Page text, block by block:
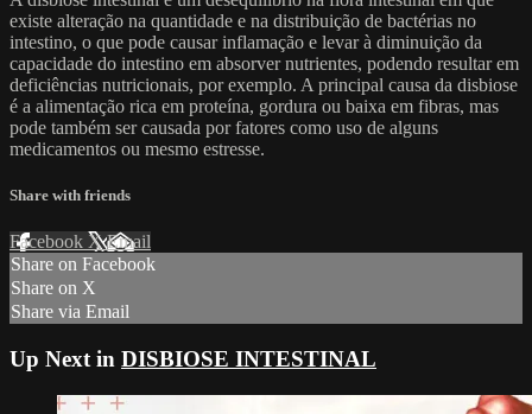
existe alteração na quantidade e na distribuição de bactérias no
intestino, o que pode causar inflamação e levar à diminuição da
capacidade do intestino em absorver nutrientes, podendo resultar em
deficiências nutricionais, por exemplo. A principal causa da disbiose
é a alimentação rica em proteína, gordura ou baixa em fibras, mas
pode também ser causada por fatores como uso de alguns
medicamentos ou mesmo estresse.
Share with friends
Facebook XEmail
Share on Facebook
Share on X
Share via Email
Up Next in DISBIOSE INTESTINAL